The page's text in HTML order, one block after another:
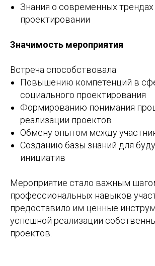
Знания о современных
проектировании
Значимость мероприятия
Встреча способствовала:
Повышению компетенций в
социального проектирования
Формированию понимания
реализации проектов
Обмену опытом между
Созданию базы знаний для
инициатив
Мероприятие стало важным
профессиональных навыков
предоставило им ценные
успешной реализации
проектов.